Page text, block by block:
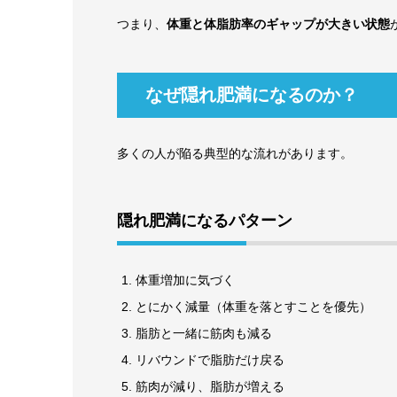
つまり、 体重と体脂肪率のギャップが大きい状態
なぜ隠れ肥満になるのか？
多くの人が陥る典型的な流れがあります。
隠れ肥満になるパターン
体重増加に気づく
とにかく減量（体重を落とすことを優先）
脂肪と一緒に筋肉も減る
リバウンドで脂肪だけ戻る
筋肉が減り、脂肪が増える